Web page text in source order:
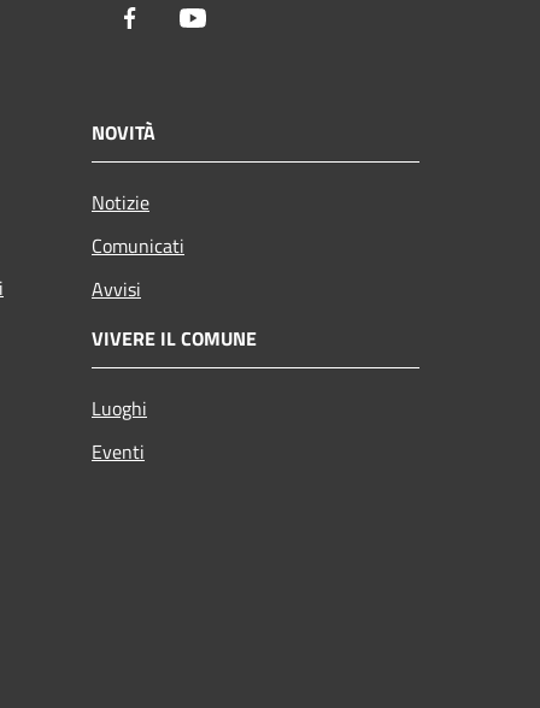
Facebook
NOVITÀ
Notizie
Comunicati
Avvisi
VIVERE IL COMUNE
Luoghi
Eventi